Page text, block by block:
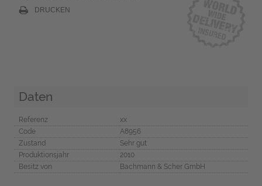
DRUCKEN
Daten
Referenz
xx
Code
A8956
Zustand
Sehr gut
Produktionsjahr
2010
Besitz von
Bachmann & Scher GmbH